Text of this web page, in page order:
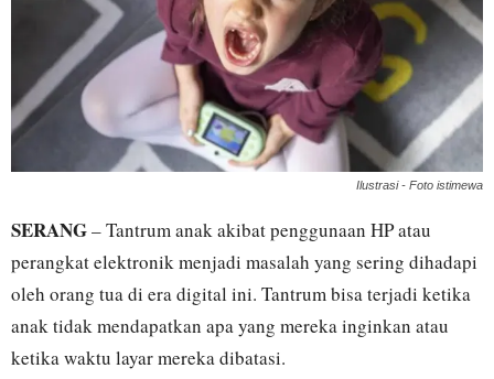
Ilustrasi - Foto istimewa
SERANG– Tantrum anak akibat penggunaan HP atau
perangkat elektronik menjadi masalah yang sering dihadapi
oleh orang tua di era digital ini. Tantrum bisa terjadi ketika
anak tidak mendapatkan apa yang mereka inginkan atau
ketika waktu layar mereka dibatasi.